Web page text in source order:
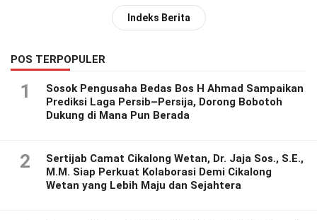
Indeks Berita
POS TERPOPULER
1
Sosok Pengusaha Bedas Bos H Ahmad Sampaikan
Prediksi Laga Persib–Persija, Dorong Bobotoh
Dukung di Mana Pun Berada
2
Sertijab Camat Cikalong Wetan, Dr. Jaja Sos., S.E.,
M.M. Siap Perkuat Kolaborasi Demi Cikalong
Wetan yang Lebih Maju dan Sejahtera